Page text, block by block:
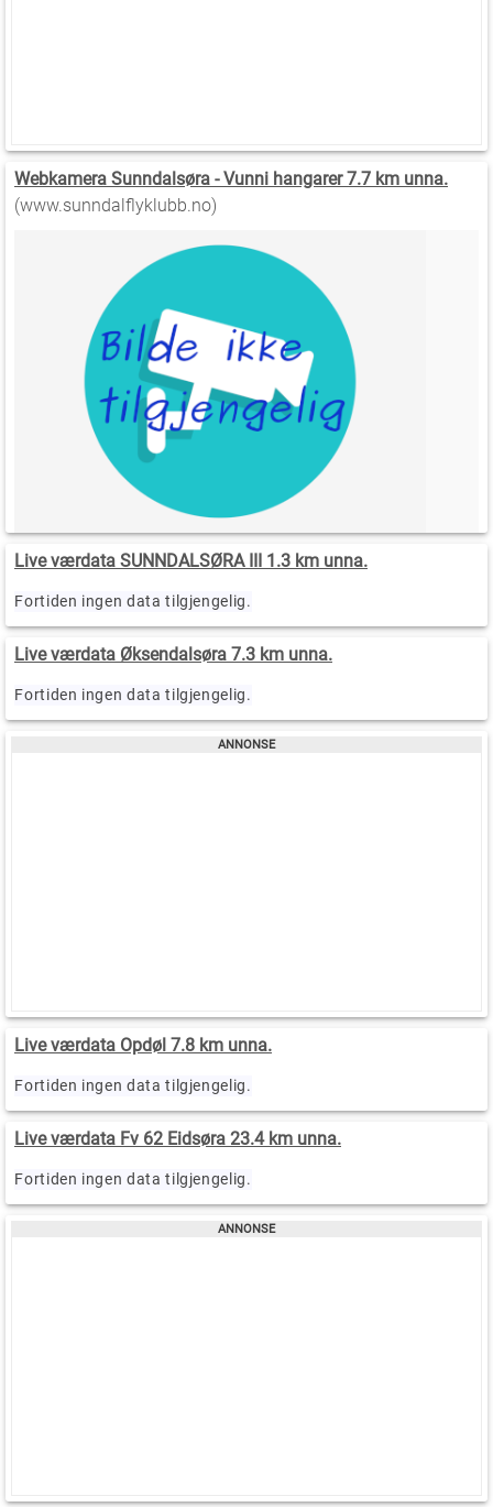
Webkamera Sunndalsøra - Vunni hangarer 7.7 km unna.
(www.sunndalflyklubb.no)
Live værdata SUNNDALSØRA III 1.3 km unna.
Fortiden ingen data tilgjengelig.
Live værdata Øksendalsøra 7.3 km unna.
Fortiden ingen data tilgjengelig.
Live værdata Opdøl 7.8 km unna.
Fortiden ingen data tilgjengelig.
Live værdata Fv 62 Eidsøra 23.4 km unna.
Fortiden ingen data tilgjengelig.